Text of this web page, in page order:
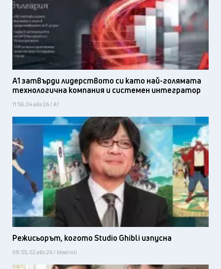
А1 затвърди лидерството си като най-голямата
технологична компания и системен интегратор
11:56, 04 авг 26 / А1
Режисьорът, когото Studio Ghibli изпусна
08:55, 02 авг 26 / Idealisti